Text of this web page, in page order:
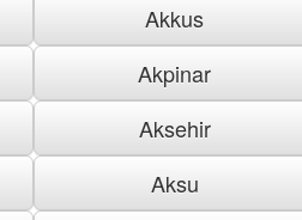
Akkus
Akpinar
Aksehir
Aksu